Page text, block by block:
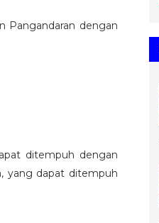
Pangandaran dengan
ditempuh dengan
yang dapat ditempuh